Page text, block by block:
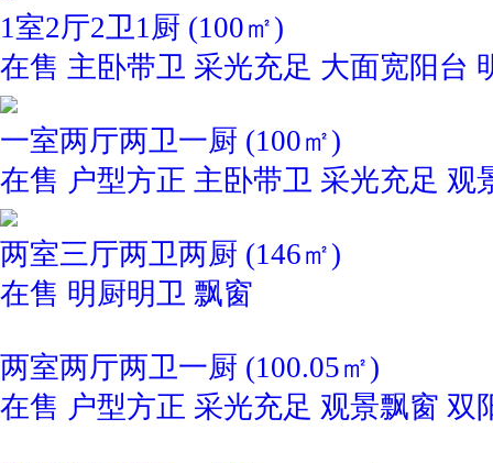
1室2厅2卫1厨 (100㎡)
在售 主卧带卫 采光充足 大面宽阳台
一室两厅两卫一厨 (100㎡)
在售 户型方正 主卧带卫 采光充足 观
两室三厅两卫两厨 (146㎡)
在售 明厨明卫 飘窗
两室两厅两卫一厨 (100.05㎡)
在售 户型方正 采光充足 观景飘窗 双